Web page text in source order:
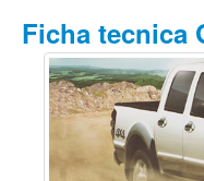
Ficha tecnica